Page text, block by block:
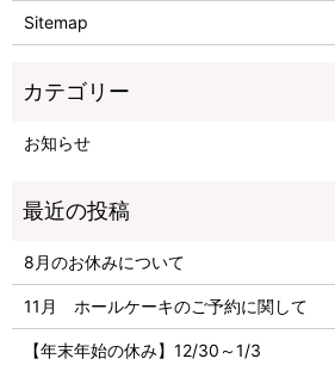
Sitemap
お知らせ
8月のお休みについて
11月 ホールケーキのご予約に関して
【年末年始の休み】12/30～1/3